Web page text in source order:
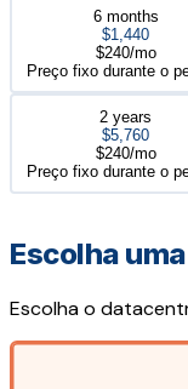
6 months
$1,440
$240/mo
Preço fixo durante o
2 years
$5,760
$240/mo
Preço fixo durante o
Escolha
Escolha o